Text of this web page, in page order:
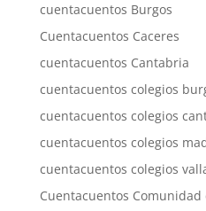
cuentacuentos Burgos
Cuentacuentos Caceres
cuentacuentos Cantabria
cuentacuentos colegios
cuentacuentos colegios
cuentacuentos colegios
cuentacuentos colegios
Cuentacuentos